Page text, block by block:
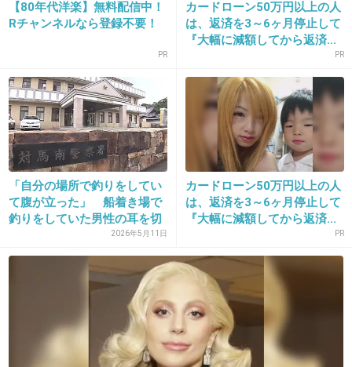
入国拒否！入国拒否！
+73 -0
13. 匿名2013/03/21(木) 01:01:04
え、何、呪いでもかけにくるの？
+58 -1
えーーーーーーーーーΣ（ﾟдﾟlll）
完全に嫌がらせの範疇超えてますけど…
【80年代洋楽】無料配信中！
Rチャンネルなら登録不要！
PR
カードローン50万円以上の人
は、返済を3～6ヶ月停止して
『大幅に減額してから返済...
PR
「自分の場所で釣りをしてい
て腹が立った」 船着き場で
釣りをしていた男性の耳を切
2026年5月11日
カードローン50万円以上の人
は、返済を3～6ヶ月停止して
『大幅に減額してから返済...
PR